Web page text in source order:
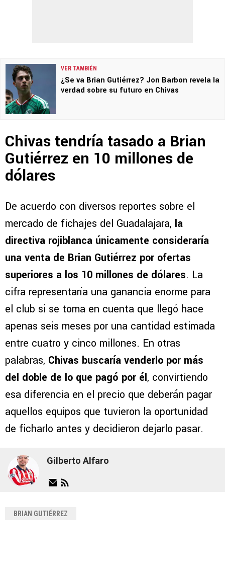
VER TAMBIÉN
¿Se va Brian Gutiérrez? Jon Barbon revela la
verdad sobre su futuro en Chivas
Chivas tendría tasado a Brian
Gutiérrez en 10 millones de
dólares
De acuerdo con diversos reportes sobre el
mercado de fichajes del Guadalajara, la
directiva rojiblanca únicamente consideraría
una venta de Brian Gutiérrez por ofertas
superiores a los 10 millones de dólares. La
cifra representaría una ganancia enorme para
el club si se toma en cuenta que llegó hace
apenas seis meses por una cantidad estimada
entre cuatro y cinco millones. En otras
palabras, Chivas buscaría venderlo por más
del doble de lo que pagó por él, convirtiendo
esa diferencia en el precio que deberán pagar
aquellos equipos que tuvieron la oportunidad
de ficharlo antes y decidieron dejarlo pasar.
Gilberto Alfaro
BRIAN GUTIÉRREZ